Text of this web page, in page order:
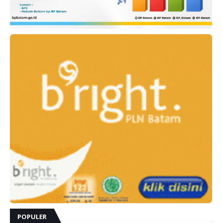
POPULER